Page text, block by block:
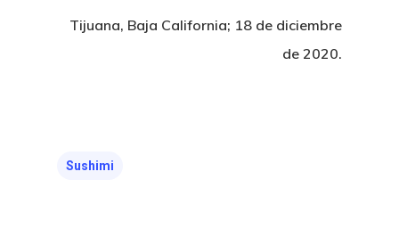
Tijuana, Baja California; 18 de diciembre
de 2020.
Sushimi